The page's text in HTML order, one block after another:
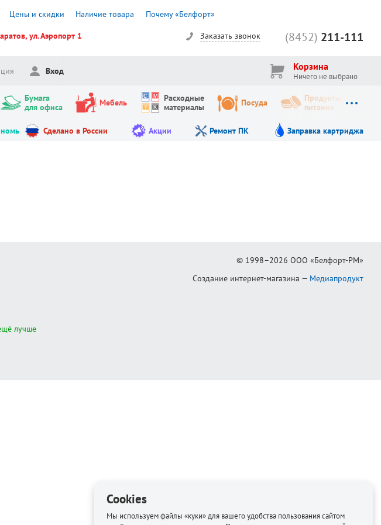
Цены и скидки Наличие товара Почему «Белфорт»
ул. Аэропорт 1 (8452) 211-111
Заказать звонок
Вход Корзина
Ничего не выбрано
Бумага
для офиса
Мебель
Расходные
материалы
Посуда
Продукты
питания
Сделано в России Акции Ремонт ПК Заправка картриджа
лучше
© 1998–2026 ООО «Белфорт-РМ»
Создание интернет-магазина — Медиапродукт
Cookies
Мы используем файлы «куки» для вашего удобства пользования сайтом